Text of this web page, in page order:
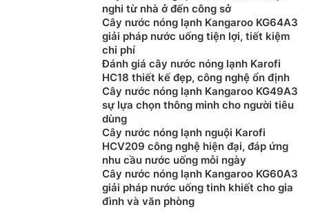
nghi từ nhà ở đến công sở
Cây nước nóng lạnh Kangaroo KG64A3
giải pháp nước uống tiện lợi, tiết kiệm
chi phí
Đánh giá cây nước nóng lạnh Karofi
HC18 thiết kế đẹp, công nghệ ổn định
Cây nước nóng lạnh Kangaroo KG49A3
sự lựa chọn thông minh cho người tiêu
dùng
Cây nước nóng lạnh nguội Karofi
HCV209 công nghệ hiện đại, đáp ứng
nhu cầu nước uống mỗi ngày
Cây nước nóng lạnh Kangaroo KG60A3
giải pháp nước uống tinh khiết cho gia
đình và văn phòng